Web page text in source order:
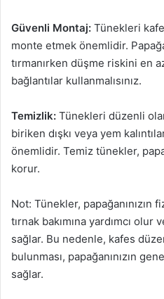
Güvenli Montaj: Tünekleri
monte etmek önemlidir.
tırmanırken düşme riskini en
bağlantılar kullanmalısınız.
Temizlik: Tünekleri düzenli
biriken dışkı veya yem
önemlidir. Temiz tünekler,
korur.
Not: Tünekler, papağanınızın
tırnak bakımına yardımcı
sağlar. Bu nedenle, kafes
bulunması, papağanınızın
sağlar.